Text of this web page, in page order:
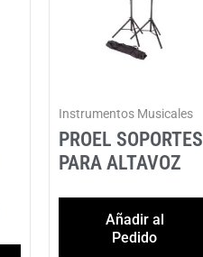
Instrumentos Musicales
PROEL SOPORTES
PARA ALTAVOZ
Añadir al
Pedido